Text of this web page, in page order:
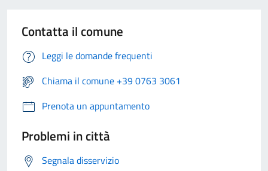
Contatta il comune
Leggi le domande frequenti
Chiama il comune +39 0763 3061
Prenota un appuntamento
Problemi in città
Segnala disservizio